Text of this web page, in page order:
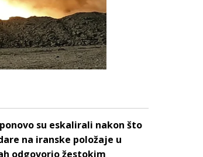
su eskalirali nakon što
na iranske položaje u
odgovorio žestokim